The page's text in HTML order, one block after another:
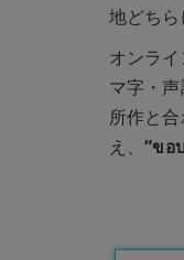
地どちら
オンラ
マ字・
所作と
え、“ขอ